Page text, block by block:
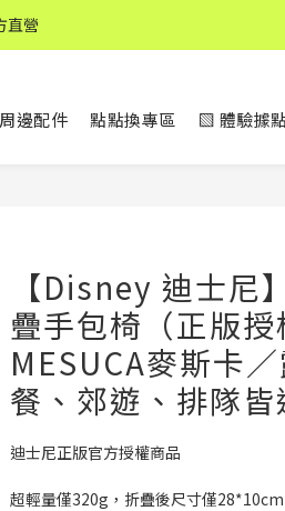
直營
↘
周邊配件 點點換專區 ▧ 體驗據
【Disney 迪士尼
疊手包椅（正版授
MESUCA麥斯卡
餐、郊遊、排隊皆
迪士尼正版官方授權商品
超輕量僅320g，折疊後尺寸僅28*10cm